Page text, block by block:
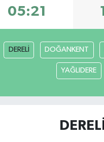
05:21
DERELİ DOĞANKENT
YAĞLIDERE